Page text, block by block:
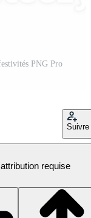
PNG Pro
Suivre
requise